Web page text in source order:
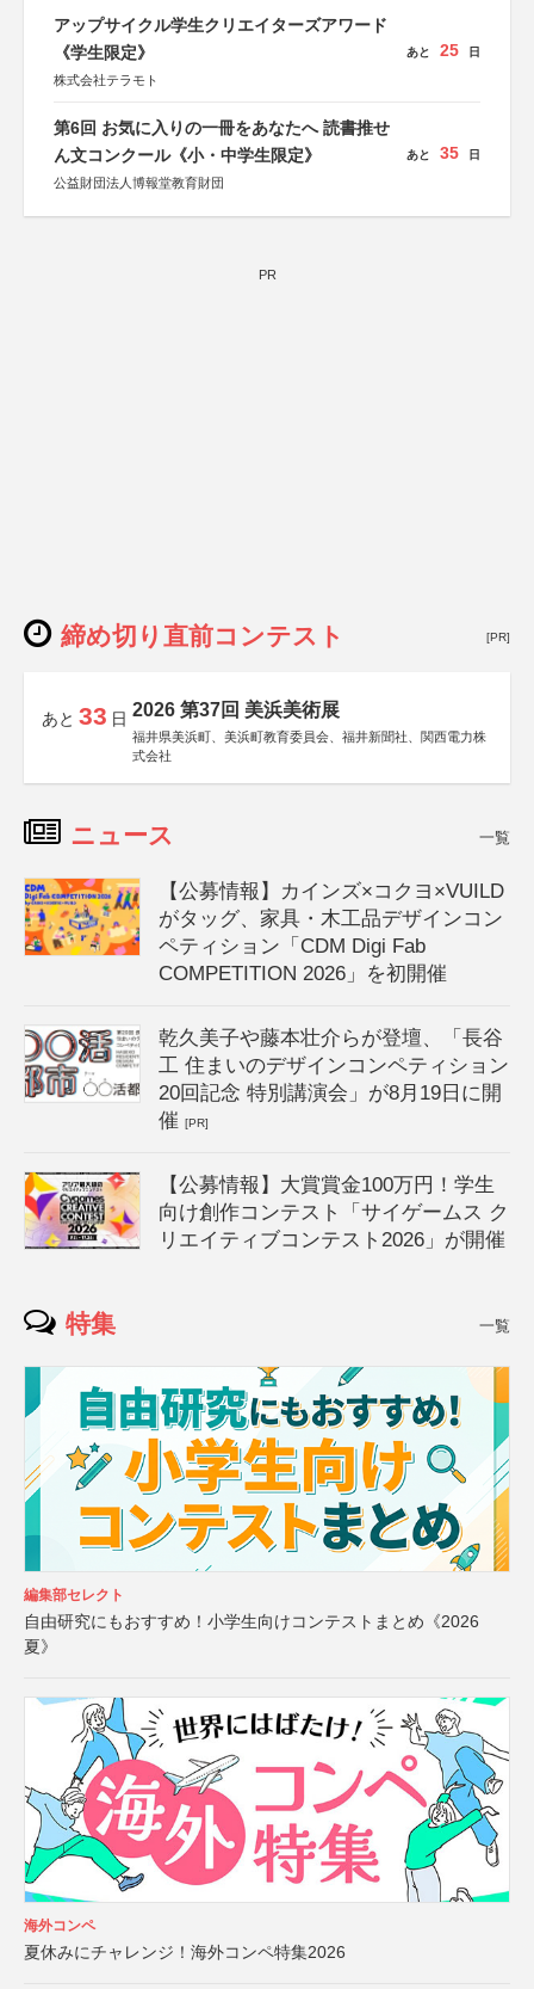
アップサイクル学生クリエイターズアワード
《学生限定》
株式会社テラモト
あと 25 日
第6回 お気に入りの一冊をあなたへ 読書推せ
ん文コンクール《小・中学生限定》
公益財団法人博報堂教育財団
あと 35 日
PR
締め切り直前コンテスト [PR]
あと 33 日 2026 第37回 美浜美術展
福井県美浜町、美浜町教育委員会、福井新聞社、関西電力株
式会社
ニュース 一覧
【公募情報】カインズ×コクヨ×VUILD
がタッグ、家具・木工品デザインコン
ペティション「CDM Digi Fab
COMPETITION 2026」を初開催
乾久美子や藤本壮介らが登壇、「長谷
工 住まいのデザインコンペティション
20回記念 特別講演会」が8月19日に開
催[PR]
【公募情報】大賞賞金100万円！学生
向け創作コンテスト「サイゲームス ク
リエイティブコンテスト2026」が開催
特集 一覧
編集部セレクト
自由研究にもおすすめ！小学生向けコンテストまとめ《2026
夏》
海外コンペ
夏休みにチャレンジ！海外コンペ特集2026